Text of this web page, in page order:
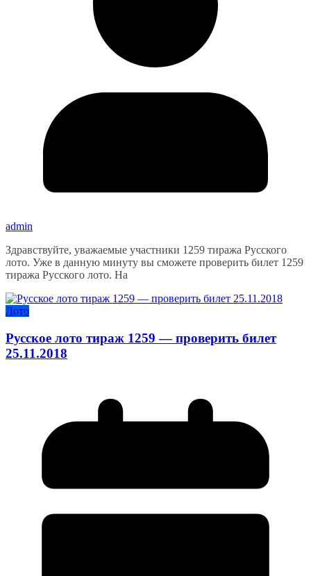
admin
Здравствуйте, уважаемые участники 1259 тиража Русского
лото. Уже в данную минуту вы сможете проверить билет 1259
тиража Русского лото. На
Лото
Русское лото тираж 1259 — проверить билет
25.11.2018